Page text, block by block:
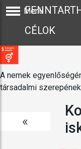
Menü
CÉLOK
A nemek
társadalmi
«